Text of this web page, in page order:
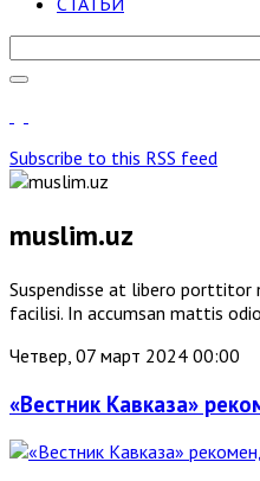
Subscribe to this RSS feed
muslim.uz
Suspendisse at libero porttitor
facilisi. In accumsan mattis
Четвер, 07 март 2024 00:00
«Вестник Кавказа»